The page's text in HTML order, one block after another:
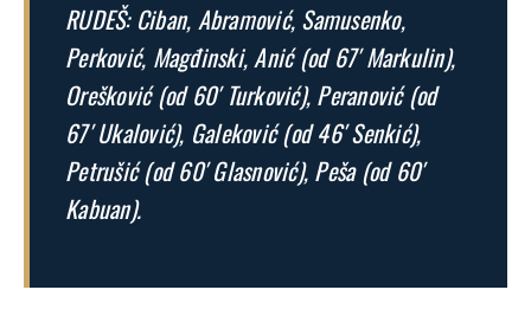
RUDEŠ: Ciban, Abramović, Samusenko,
Perković, Magđinski, Anić (od 67′ Markulin),
Orešković (od 60′ Turković), Peranović (od
67′ Ukalović), Galeković (od 46′ Senkić),
Petrušić (od 60′ Glasnović), Peša (od 60′
Kabuan).